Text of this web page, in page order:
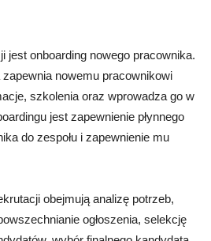
jest onboarding nowego pracownika.
nowemu pracownikowi
szkolenia oraz wprowadza go w
jest zapewnienie płynnego
do zespołu i zapewnienie mu
obejmują analizę potrzeb,
ogłoszenia, selekcję